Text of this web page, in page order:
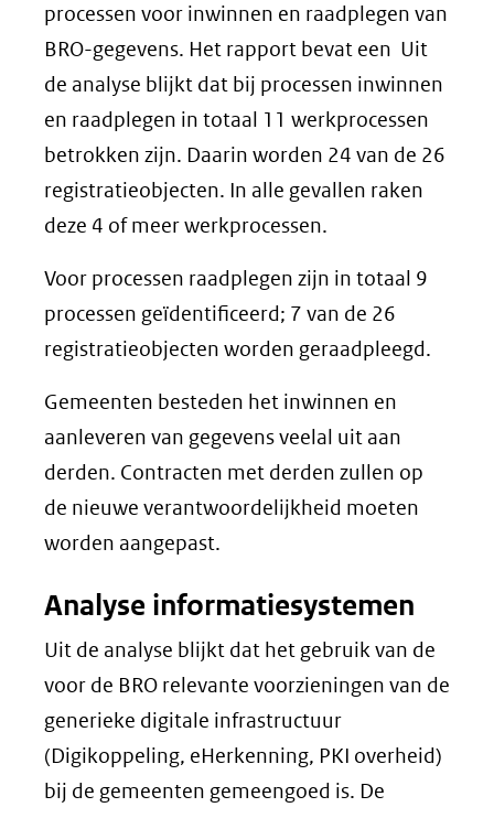
processen voor inwinnen en raadplegen van
BRO-gegevens. Het rapport bevat een Uit
de analyse blijkt dat bij processen inwinnen
en raadplegen in totaal 11 werkprocessen
betrokken zijn. Daarin worden 24 van de 26
registratieobjecten. In alle gevallen raken
deze 4 of meer werkprocessen.
Voor processen raadplegen zijn in totaal 9
processen geïdentificeerd; 7 van de 26
registratieobjecten worden geraadpleegd.
Gemeenten besteden het inwinnen en
aanleveren van gegevens veelal uit aan
derden. Contracten met derden zullen op
de nieuwe verantwoordelijkheid moeten
worden aangepast.
Analyse informatiesystemen
Uit de analyse blijkt dat het gebruik van de
voor de BRO relevante voorzieningen van de
generieke digitale infrastructuur
(Digikoppeling, eHerkenning, PKI overheid)
bij de gemeenten gemeengoed is. De